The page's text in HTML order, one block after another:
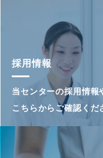
採用情報
当センターの採用情報
こちらからご確認くだ